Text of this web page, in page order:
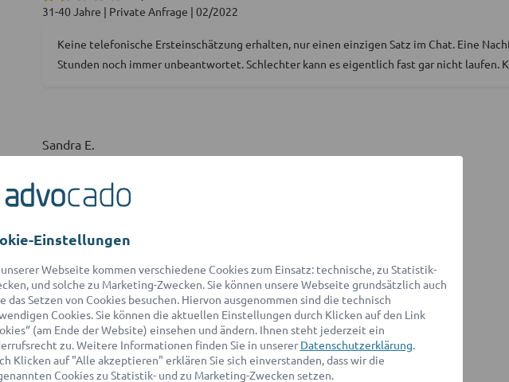
31-40 Jahre | Private Anfrage | 02/2022
Keine telefonische Ersteinschätzung erhalten, nur einen einzigen Satz im Chat. Eine
Stunden noch immer unbeantwortet. Schlechter kann es eigentlich fast gar nicht laufen.
Sandra E.
< 20 Jahre | Private Anfrage | 07/2020
David Q.
41–50 Jahre | Private Anfrage | 10/2020
Tim M.
5.0 / 5
21-30 Jahre | Private Anfrage | 02/2021
Einstellungen
Webseite kommen verschiedene Cookies zum Einsatz: technische, zu Statistik-
und solche zu Marketing-Zwecken. Sie können unsere Webseite grundsätzlich auch
das Setzen von Cookies besuchen. Hiervon ausgenommen sind die technisch
Cookies. Sie können die aktuellen Einstellungen durch Klicken auf den Link
(am Ende der Website) einsehen und ändern. Ihnen steht jederzeit ein
zu. Weitere Informationen finden Sie in unserer Datenschutzerklärung.
Klicken auf "Alle akzeptieren" erklären Sie sich einverstanden, dass wir die
Cookies zu Statistik- und zu Marketing-Zwecken setzen.